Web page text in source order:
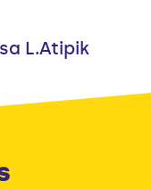
L.Atipik